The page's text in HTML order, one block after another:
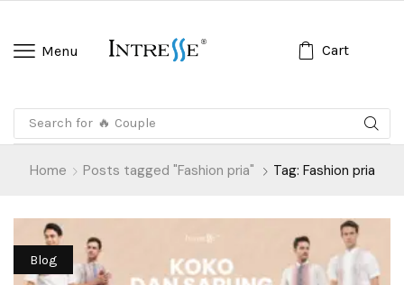
Menu Cart
Search for 🔥 Koko Anak
Home Posts tagged "Fashion pria" Tag: Fashion pria
Blog